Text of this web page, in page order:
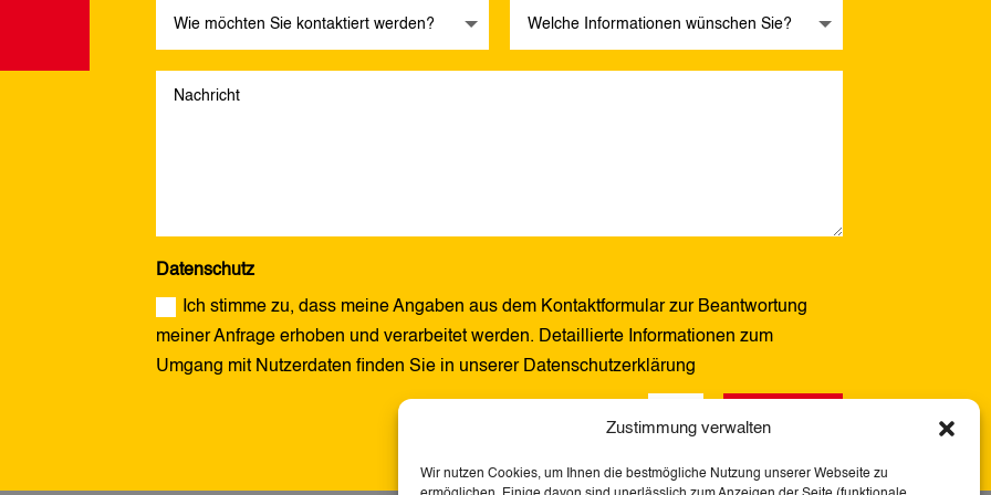
Zustimmung verwalten
Wir nutzen Cookies, um Ihnen die bestmögliche Nutzung unserer Webseite zu
Datenschutz
Ich stimme zu, dass meine Angaben aus dem Kontaktformular zur Beantwortung
meiner Anfrage erhoben und verarbeitet werden. Detaillierte Informationen zum
Umgang mit Nutzerdaten finden Sie in unserer Datenschutzerklärung
6 + 11 = Senden